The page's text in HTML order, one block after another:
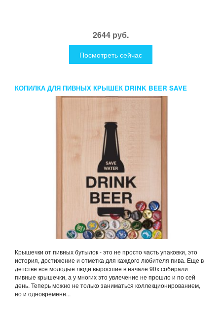
2644 руб.
Посмотреть сейчас
КОПИЛКА ДЛЯ ПИВНЫХ КРЫШЕК DRINK BEER SAVE
Крышечки от пивных бутылок - это не просто часть упаковки, это
история, достижение и отметка для каждого любителя пива. Еще в
детстве все молодые люди выросшие в начале 90х собирали
пивные крышечки, а у многих это увлечение не прошло и по сей
день. Теперь можно не только заниматься коллекционированием,
но и одновременн...